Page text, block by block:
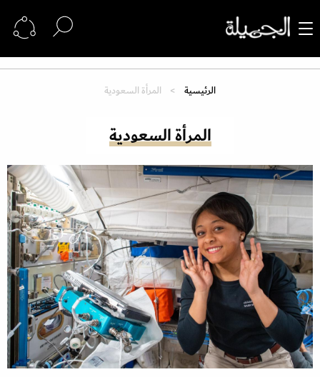
الرئيسية المرأة السعودية
المرأة السعودية